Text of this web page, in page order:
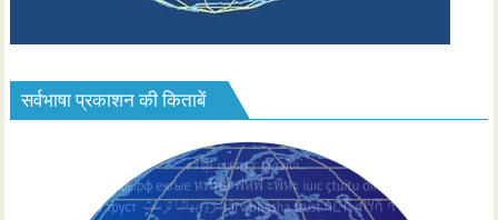
सर्वभाषा प्रकाशन की किताबें